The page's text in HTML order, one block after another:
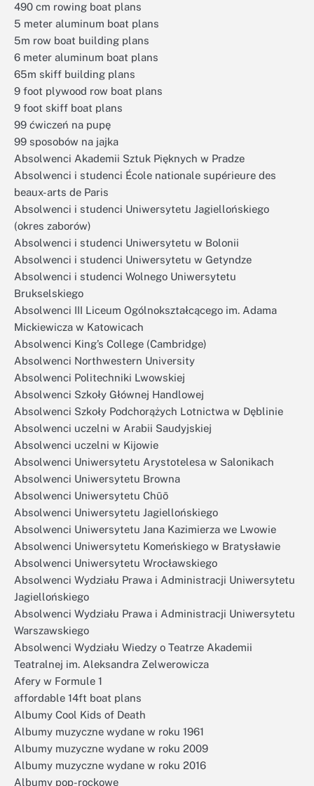
490 cm rowing boat plans
5 meter aluminum boat plans
5m row boat building plans
6 meter aluminum boat plans
65m skiff building plans
9 foot plywood row boat plans
9 foot skiff boat plans
99 ćwiczeń na pupę
99 sposobów na jajka
Absolwenci Akademii Sztuk Pięknych w Pradze
Absolwenci i studenci École nationale supérieure des
beaux-arts de Paris
Absolwenci i studenci Uniwersytetu Jagiellońskiego
(okres zaborów)
Absolwenci i studenci Uniwersytetu w Bolonii
Absolwenci i studenci Uniwersytetu w Getyndze
Absolwenci i studenci Wolnego Uniwersytetu
Brukselskiego
Absolwenci III Liceum Ogólnokształcącego im. Adama
Mickiewicza w Katowicach
Absolwenci King’s College (Cambridge)
Absolwenci Northwestern University
Absolwenci Politechniki Lwowskiej
Absolwenci Szkoły Głównej Handlowej
Absolwenci Szkoły Podchorążych Lotnictwa w Dęblinie
Absolwenci uczelni w Arabii Saudyjskiej
Absolwenci uczelni w Kijowie
Absolwenci Uniwersytetu Arystotelesa w Salonikach
Absolwenci Uniwersytetu Browna
Absolwenci Uniwersytetu Chūō
Absolwenci Uniwersytetu Jagiellońskiego
Absolwenci Uniwersytetu Jana Kazimierza we Lwowie
Absolwenci Uniwersytetu Komeńskiego w Bratysławie
Absolwenci Uniwersytetu Wrocławskiego
Absolwenci Wydziału Prawa i Administracji Uniwersytetu
Jagiellońskiego
Absolwenci Wydziału Prawa i Administracji Uniwersytetu
Warszawskiego
Absolwenci Wydziału Wiedzy o Teatrze Akademii
Teatralnej im. Aleksandra Zelwerowicza
Afery w Formule 1
affordable 14ft boat plans
Albumy Cool Kids of Death
Albumy muzyczne wydane w roku 1961
Albumy muzyczne wydane w roku 2009
Albumy muzyczne wydane w roku 2016
Albumy pop-rockowe